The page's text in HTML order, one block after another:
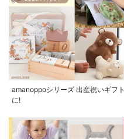
amanoppoシリーズ 出産祝いギフト
に!